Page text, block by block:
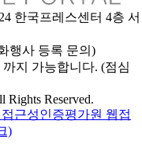
한국프레스센터 4층 서
행사 등록 문의)
지 가능합니다. (점심
Rights Reserved.